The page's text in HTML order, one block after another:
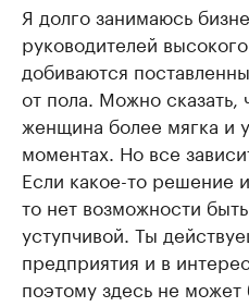
Я долго занимаюсь
руководителей
добиваются
от пола. Можно
женщина более мягка и
моментах. Но все
Если какое-то решение
то нет возможности
уступчивой. Ты
предприятия и в
поэтому здесь не может